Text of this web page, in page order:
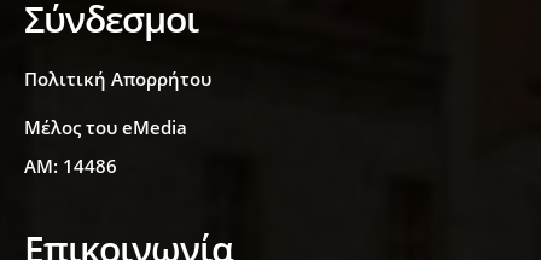
Σύνδεσμοι
Πολιτική Απορρήτου
Μέλος του eMedia
ΑΜ: 14486
Επικοινωνία